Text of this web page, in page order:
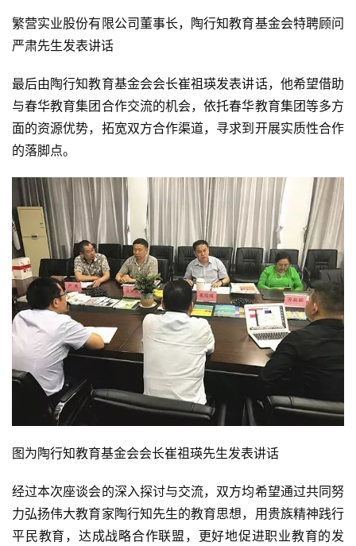
繁营实业股份有限公司董事长，陶行知教育基金会特聘顾问
严肃先生发表讲话
最后由陶行知教育基金会会长崔祖瑛发表讲话，他希望借助
与春华教育集团合作交流的机会，依托春华教育集团等多方
面的资源优势，拓宽双方合作渠道，寻求到开展实质性合作
的落脚点。
图为陶行知教育基金会会长崔祖瑛先生发表讲话
经过本次座谈会的深入探讨与交流，双方均希望通过共同努
力弘扬伟大教育家陶行知先生的教育思想，用贵族精神践行
平民教育，达成战略合作联盟，更好地促进职业教育的发